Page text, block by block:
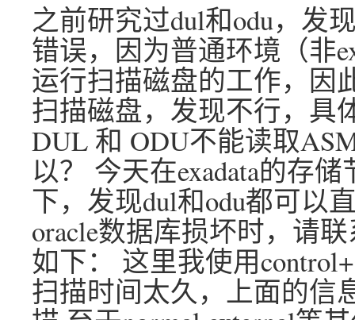
之前研究过dul和odu，发
错误，因为普通环境（非
运行扫描磁盘的工作，因
扫描磁盘，发现不行，具
DUL 和 ODU不能读取
以？ 今天在exadata的存
下，发现dul和odu都可以
oracle数据库损坏时，请
如下： 这里我使用
扫描时间太久，上面的信